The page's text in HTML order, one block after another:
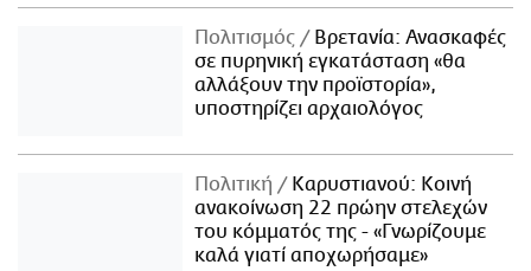
Πολιτισμός
Βρετανία: Ανασκαφές
σε πυρηνική εγκατάσταση «θα
αλλάξουν την προϊστορία»,
υποστηρίζει αρχαιολόγος
Πολιτική
Καρυστιανού: Κοινή
ανακοίνωση 22 πρώην στελεχών
του κόμματός της - «Γνωρίζουμε
καλά γιατί αποχωρήσαμε»